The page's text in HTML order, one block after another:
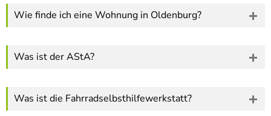
Wie finde ich eine Wohnung in Oldenburg?
Was ist der AStA?
Was ist die Fahrradselbsthilfewerkstatt?